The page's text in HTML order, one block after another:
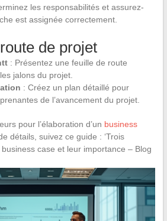
les responsabilités et assurez-
est assignée correctement.
de projet
: Présentez une feuille de route
jalons du projet.
: Créez un plan détaillé pour
de l’avancement du projet.
pour l’élaboration d’un business
détails, suivez ce guide : ‘Trois
case et leur importance – Blog